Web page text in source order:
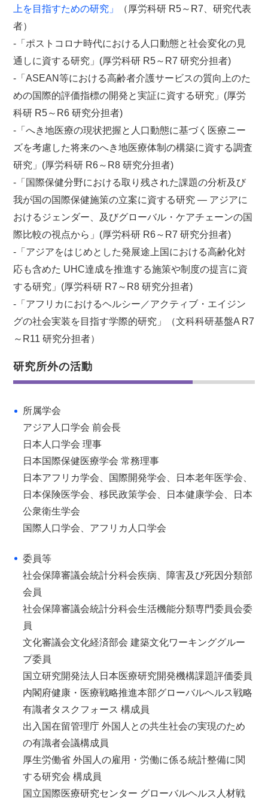
上を目指すための研究」
（厚労科研 R5～R7、研究代表
者）
-「ポストコロナ時代における人口動態と社会変化の見
通しに資する研究」(厚労科研 R5～R7 研究分担者)
-「ASEAN等における高齢者介護サービスの質向上のた
めの国際的評価指標の開発と実証に資する研究」(厚労
科研 R5～R6 研究分担者)
-「へき地医療の現状把握と人口動態に基づく医療ニー
ズを考慮した将来のへき地医療体制の構築に資する調査
研究」(厚労科研 R6～R8 研究分担者)
-「国際保健分野における取り残された課題の分析及び
我が国の国際保健施策の立案に資する研究 ― アジアに
おけるジェンダー、及びグローバル・ケアチェーンの国
際比較の視点から」(厚労科研 R6～R7 研究分担者)
-「アジアをはじめとした発展途上国における高齢化対
応も含めた UHC達成を推進する施策や制度の提言に資
する研究」(厚労科研 R7～R8 研究分担者)
-「アフリカにおけるヘルシー／アクティブ・エイジン
グの社会実装を目指す学際的研究」（文科科研基盤A R7
～R11 研究分担者）
研究所外の活動
所属学会
アジア人口学会 前会長
日本人口学会 理事
日本国際保健医療学会 常務理事
日本アフリカ学会、国際開発学会、日本老年医学会、
日本保険医学会、移民政策学会、日本健康学会、日本
公衆衛生学会
国際人口学会、アフリカ人口学会
委員等
社会保障審議会統計分科会疾病、障害及び死因分類部
会員
社会保障審議会統計分科会生活機能分類専門委員会委
員
文化審議会文化経済部会 建築文化ワーキンググルー
プ委員
国立研究開発法人日本医療研究開発機構課題評価委員
内閣府健康・医療戦略推進本部グローバルヘルス戦略
有識者タスクフォース 構成員
出入国在留管理庁 外国人との共生社会の実現のため
の有識者会議構成員
厚生労働省 外国人の雇用・労働に係る統計整備に関
する研究会 構成員
国立国際医療研究センター グローバルヘルス人材戦